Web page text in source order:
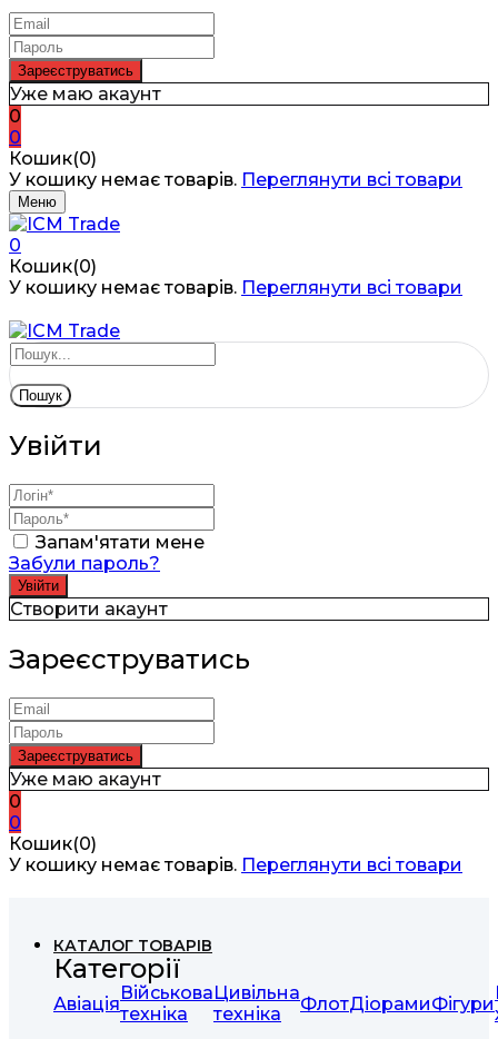
Уже маю акаунт
0
0
Кошик(0)
У кошику немає товарів. Переглянути всі товари
Меню
0
Кошик(0)
У кошику немає товарів. Переглянути всі товари
Пошук
Увійти
Запам'ятати мене
Забули пароль?
Створити акаунт
Зареєструватись
Уже маю акаунт
0
0
Кошик(0)
У кошику немає товарів. Переглянути всі товари
КАТАЛОГ ТОВАРІВ
Категорії
АвіаціяВійськова
техніка
Цивільна
техніка
ФлотДіорамиФігури